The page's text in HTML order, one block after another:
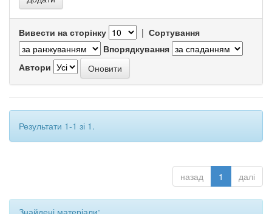
Вивести на сторінку | Сортування
Впорядкування
Автори
Результати 1-1 зі 1.
назад 1 далі
Знайдені матеріали: